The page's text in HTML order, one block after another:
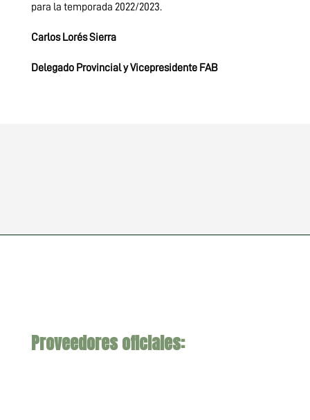
para la temporada 2022/2023.
Carlos Lorés Sierra
Delegado Provincial y Vicepresidente FAB
Proveedores oficiales: